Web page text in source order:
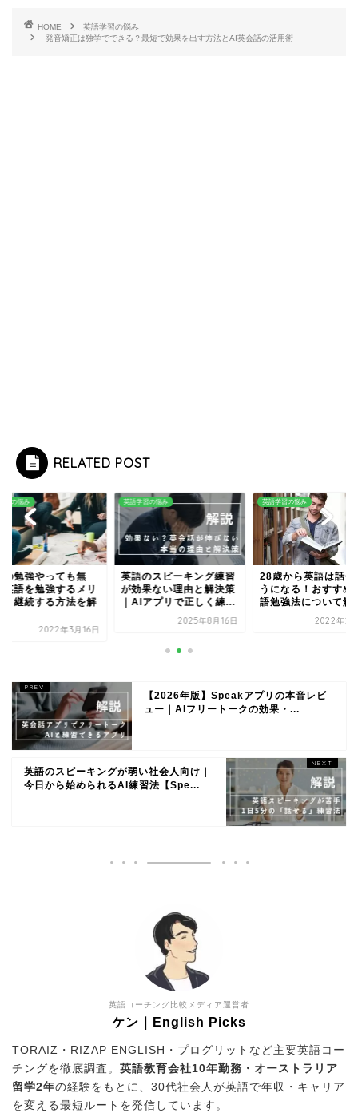
HOME
英語学習の悩み
発音矯正は独学でできる？最短で効果を出す方法とAI英会話の活用術
RELATED POST
習の悩み
のスピーキング練習
果ない理由と解決策
アプリで正しく練...
英語学習の悩み
28歳から英語は話せるよ
うになる！おすすめの英
語勉強法について解説
2022年2月19日
英語学習の悩み
英語の勉強やっても
駄？英語を勉強する
ットと継続する方法
【2026年版】Speakアプリの本音レビ
ュー｜AIフリートークの効果・...
英語のスピーキングが弱い社会人向け｜
今日から始められるAI練習法【Spe...
英語コーチング比較メディア運営者
ケン｜English Picks
TORAIZ・RIZAP ENGLISH・プログリットなど主要英語コー
チングを徹底調査。 英語教育会社10年勤務・オーストラリア
留学2年の経験をもとに、30代社会人が英語で年収・キャリア
を変える最短ルートを発信しています。